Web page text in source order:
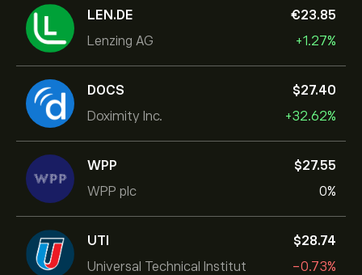
LEN.DE
Lenzing AG
‎€‎23.85
+1.27%
DOCS
Doximity Inc.
‎$‎27.40
+32.62%
WPP
WPP plc
‎$‎27.55
0%
UTI
Universal Technical Institut
‎$‎28.74
-0.73%